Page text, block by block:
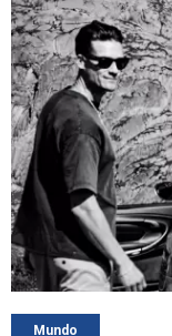
Mundo